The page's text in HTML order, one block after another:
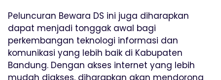
Peluncuran Bewara DS ini juga diharapkan
dapat menjadi tonggak awal bagi
perkembangan teknologi informasi dan
komunikasi yang lebih baik di Kabupaten
Bandung. Dengan akses internet yang lebih
mudah diakses, diharapkan akan mendorong